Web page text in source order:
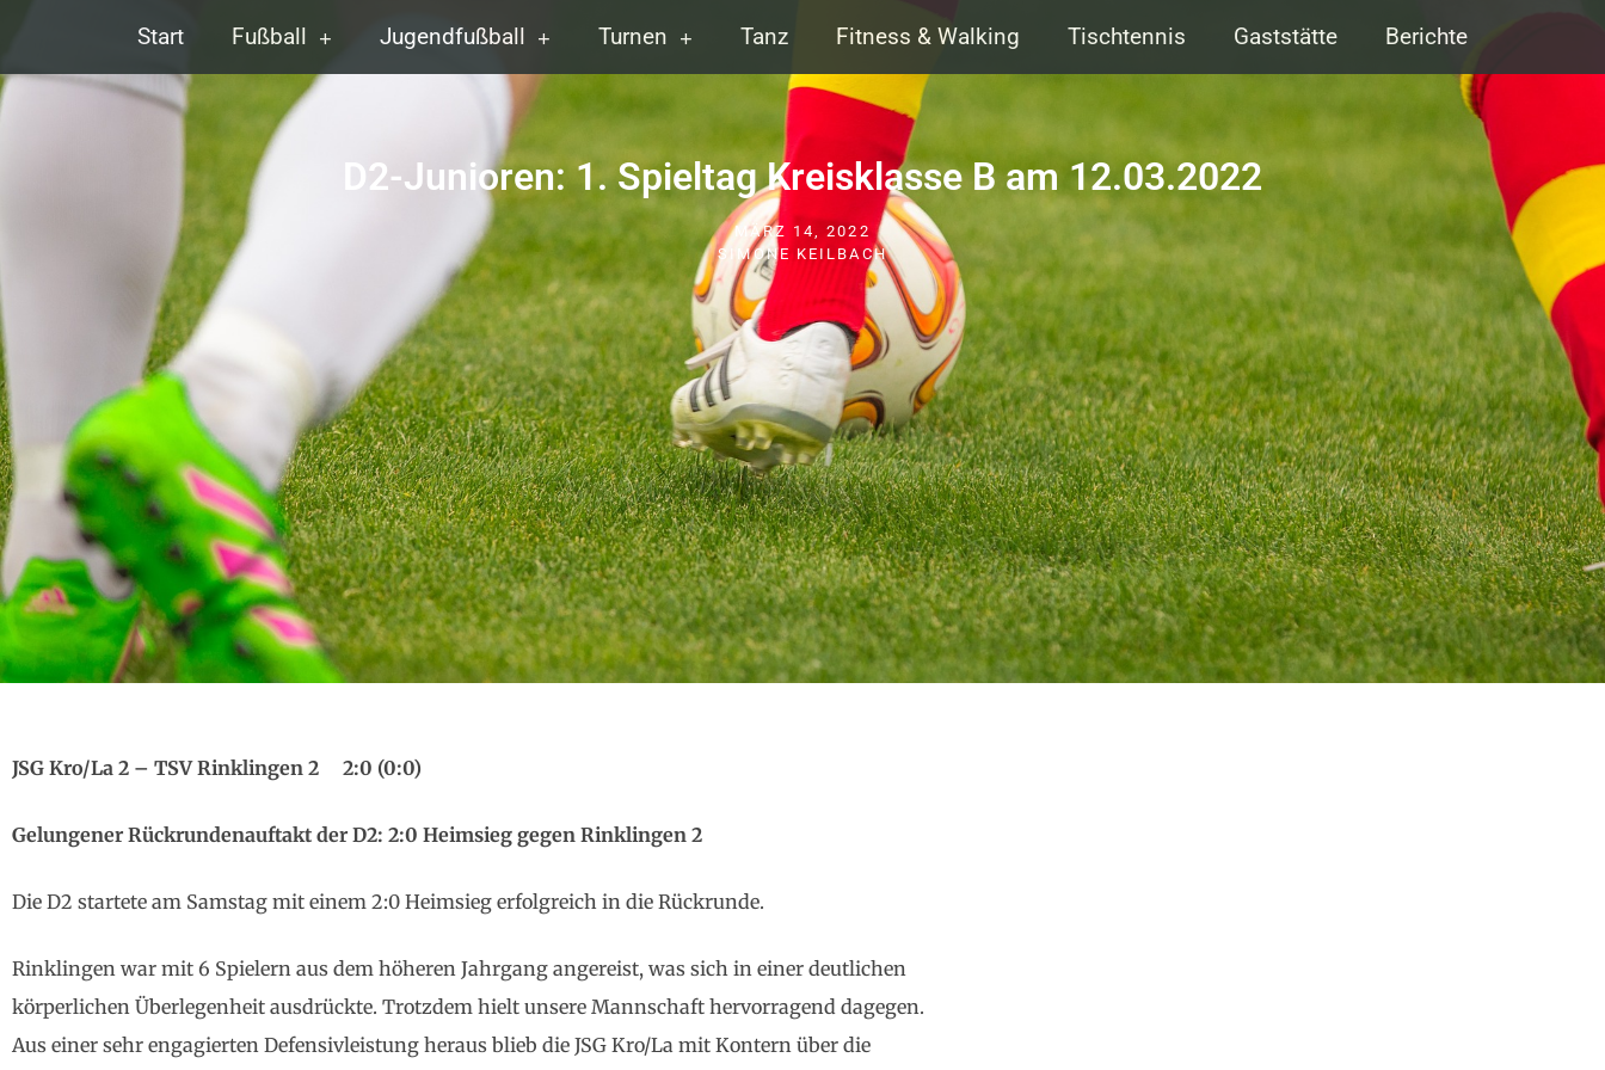
Start Fußball Jugendfußball Turnen Tanz Fitness & Walking Tischtennis Gaststätte Berichte
D2-Junioren: 1. Spieltag Kreisklasse B am 12.03.2022
MÄRZ 14, 2022
SIMONE KEILBACH
JSG Kro/La 2 – TSV Rinklingen 2 2:0 (0:0)
Gelungener Rückrundenauftakt der D2: 2:0 Heimsieg gegen Rinklingen 2
Die D2 startete am Samstag mit einem 2:0 Heimsieg erfolgreich in die Rückrunde.
Rinklingen war mit 6 Spielern aus dem höheren Jahrgang angereist, was sich in einer deutlichen
körperlichen Überlegenheit ausdrückte. Trotzdem hielt unsere Mannschaft hervorragend dagegen.
Aus einer sehr engagierten Defensivleistung heraus blieb die JSG Kro/La mit Kontern über die